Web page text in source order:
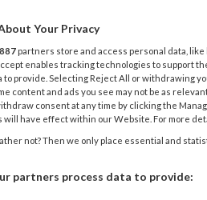
school vormt een risico
op emotionele- en
te
leert onderzoek.
Your Privacy
887 partners store and access personal data,
enables tracking technologies to support
to provide. Selecting Reject All or withdrawing
content and ads you see may not be as
consent at any time by clicking the
will have effect within our Website. For more
not? Then we only place essential and
partners process data to provide: